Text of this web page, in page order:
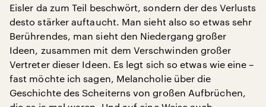
Eisler da zum Teil beschwört, sondern der des Verlusts
desto stärker auftaucht. Man sieht also so etwas sehr
Berührendes, man sieht den Niedergang großer
Ideen, zusammen mit dem Verschwinden großer
Vertreter dieser Ideen. Es legt sich so etwas wie eine –
fast möchte ich sagen, Melancholie über die
Geschichte des Scheiterns von großen Aufbrüchen,